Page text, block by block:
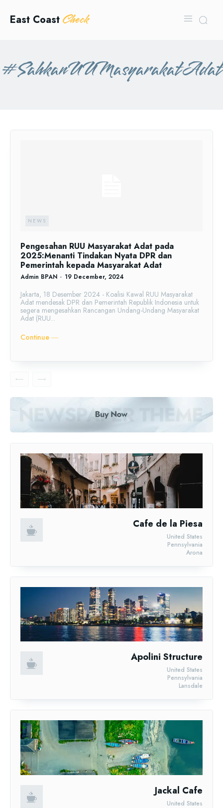
East Coast Check
#SahkanUUMasyarakatAdat
NEWS
Pengesahan RUU Masyarakat Adat pada
2025:Menanti Tindakan Nyata DPR dan
Pemerintah kepada Masyarakat Adat
Admin BPAN - 19 December, 2024
Jakarta, 18 Desember 2024 - Koalisi Kawal RUU Masyarakat
Adat mendesak DPR dan Pemerintah Republik Indonesia untuk
segera mengesahkan Rancangan Undang-Undang Masyarakat
Adat (RUU...
Continue ―
Cafe de la Piesa
Arona
Pennsylvania
United States
Apolini Structure
Lansdale
Pennsylvania
United States
Jackal Cafe
United States